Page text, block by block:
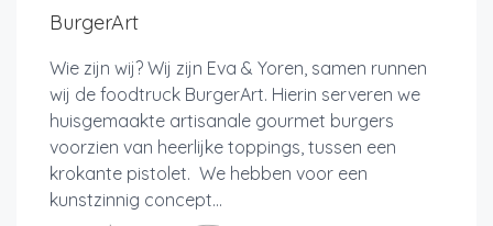
BurgerArt
Wie zijn wij? Wij zijn Eva & Yoren, samen runnen
wij de foodtruck BurgerArt. Hierin serveren we
huisgemaakte artisanale gourmet burgers
voorzien van heerlijke toppings, tussen een
krokante pistolet. We hebben voor een
kunstzinnig concept...